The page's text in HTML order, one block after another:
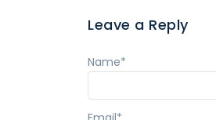
Leave a Reply
Name*